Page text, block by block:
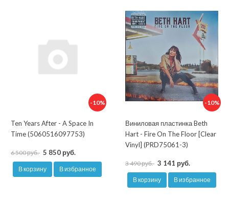
-10%
Ten Years After - A Space In
Time (5060516097753)
6 500 руб. 5 850 руб.
В корзину В избранное
-10%
Виниловая пластинка Beth
Hart - Fire On The Floor [Clear
Vinyl] (PRD75061-3)
3 490 руб. 3 141 руб.
В корзину В избранное